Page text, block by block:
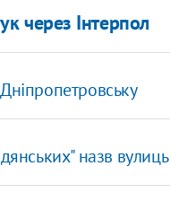
через Інтерпол
назв вулиць